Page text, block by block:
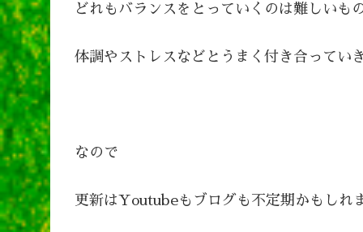
どれもバランスをとっていくのは難しいも
体調やストレスなどとうまく付き合ってい
なので
更新はYoutubeもブログも不定期かもしれ